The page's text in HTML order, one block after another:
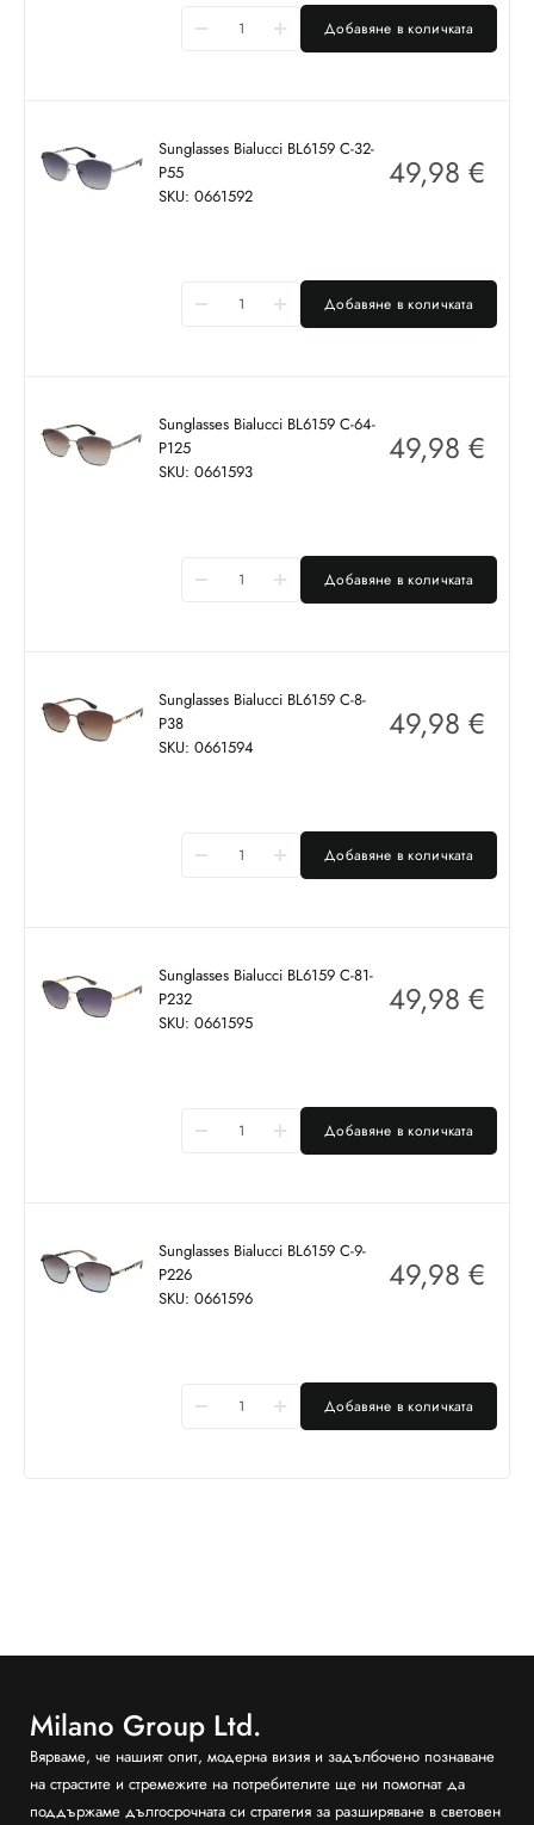
Добавяне в количката
Sunglasses Bialucci BL6159 C-32-
P55
SKU: 0661592
49,98 €
Добавяне в количката
Sunglasses Bialucci BL6159 C-64-
P125
SKU: 0661593
49,98 €
Добавяне в количката
Sunglasses Bialucci BL6159 C-8-
P38
SKU: 0661594
49,98 €
Добавяне в количката
Sunglasses Bialucci BL6159 C-81-
P232
SKU: 0661595
49,98 €
Добавяне в количката
Sunglasses Bialucci BL6159 C-9-
P226
SKU: 0661596
49,98 €
Добавяне в количката
Milano Group Ltd.
Вярваме, че нашият опит, модерна визия и задълбочено познаване
на страстите и стремежите на потребителите ще ни помогнат да
поддържаме дългосрочната си стратегия за разширяване в световен